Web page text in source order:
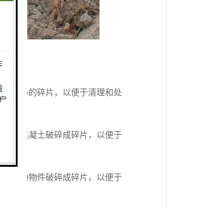
较小的碎片，以便于清理和处
的混凝土破碎成碎片，以便于
的结构物件破碎成碎片，以便于